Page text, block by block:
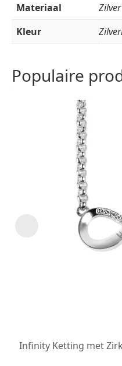
Materiaal
Zilver
Kleur
Populaire
Infinity Ketting met